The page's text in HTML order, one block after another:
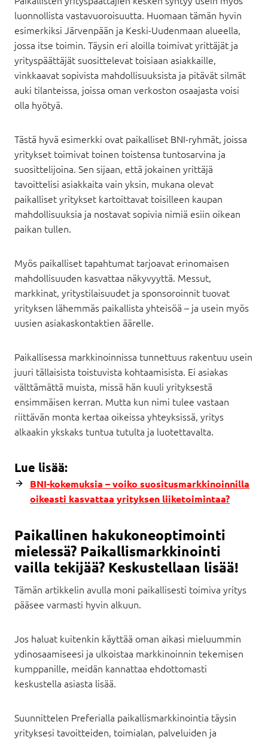
luonnollista vastavuoroisuutta. Huomaan tämän hyvin
esimerkiksi Järvenpään ja Keski-Uudenmaan alueella,
jossa itse toimin. Täysin eri aloilla toimivat yrittäjät ja
yrityspäättäjät suosittelevat toisiaan asiakkaille,
vinkkaavat sopivista mahdollisuuksista ja pitävät silmät
auki tilanteissa, joissa oman verkoston osaajasta voisi
olla hyötyä.
Tästä hyvä esimerkki ovat paikalliset BNI-ryhmät, joissa
yritykset toimivat toinen toistensa tuntosarvina ja
suosittelijoina. Sen sijaan, että jokainen yrittäjä
tavoittelisi asiakkaita vain yksin, mukana olevat
paikalliset yritykset kartoittavat toisilleen kaupan
mahdollisuuksia ja nostavat sopivia nimiä esiin oikean
paikan tullen.
Myös paikalliset tapahtumat tarjoavat erinomaisen
mahdollisuuden kasvattaa näkyvyyttä. Messut,
markkinat, yritystilaisuudet ja sponsoroinnit tuovat
yrityksen lähemmäs paikallista yhteisöä – ja usein myös
uusien asiakaskontaktien äärelle.
Paikallisessa markkinoinnissa tunnettuus rakentuu usein
juuri tällaisista toistuvista kohtaamisista. Ei asiakas
välttämättä muista, missä hän kuuli yrityksestä
ensimmäisen kerran. Mutta kun nimi tulee vastaan
riittävän monta kertaa oikeissa yhteyksissä, yritys
alkaakin ykskaks tuntua tutulta ja luotettavalta.
Lue lisää:
BNI-kokemuksia – voiko suositusmarkkinoinnilla
oikeasti kasvattaa yrityksen liiketoimintaa?
Paikallinen hakukoneoptimointi
mielessä? Paikallismarkkinointi
vailla tekijää? Keskustellaan lisää!
Tämän artikkelin avulla moni paikallisesti toimiva yritys
pääsee varmasti hyvin alkuun.
Jos haluat kuitenkin käyttää oman aikasi mieluummin
ydinosaamiseesi ja ulkoistaa markkinoinnin tekemisen
kumppanille, meidän kannattaa ehdottomasti
keskustella asiasta lisää.
Suunnittelen Preferialla paikallismarkkinointia täysin
yrityksesi tavoitteiden, toimialan, palveluiden ja